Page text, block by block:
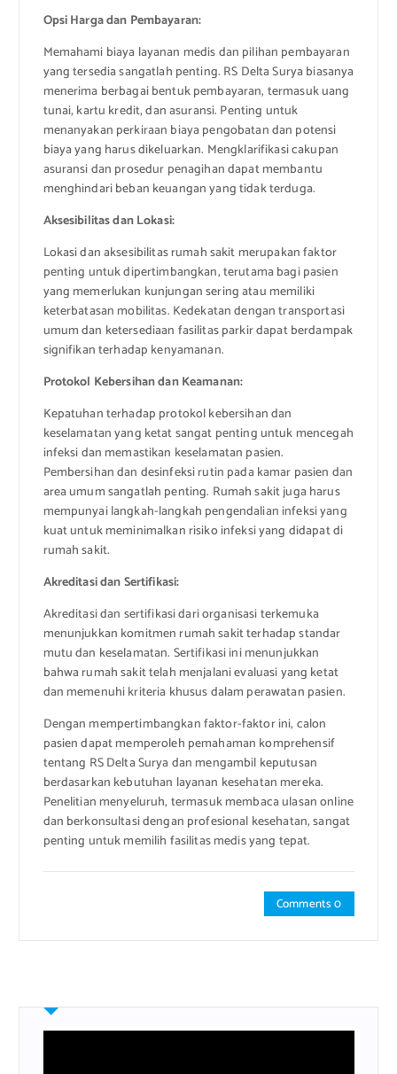
Opsi Harga dan Pembayaran:
Memahami biaya layanan medis dan pilihan pembayaran
yang tersedia sangatlah penting. RS Delta Surya biasanya
menerima berbagai bentuk pembayaran, termasuk uang
tunai, kartu kredit, dan asuransi. Penting untuk
menanyakan perkiraan biaya pengobatan dan potensi
biaya yang harus dikeluarkan. Mengklarifikasi cakupan
asuransi dan prosedur penagihan dapat membantu
menghindari beban keuangan yang tidak terduga.
Aksesibilitas dan Lokasi:
Lokasi dan aksesibilitas rumah sakit merupakan faktor
penting untuk dipertimbangkan, terutama bagi pasien
yang memerlukan kunjungan sering atau memiliki
keterbatasan mobilitas. Kedekatan dengan transportasi
umum dan ketersediaan fasilitas parkir dapat berdampak
signifikan terhadap kenyamanan.
Protokol Kebersihan dan Keamanan:
Kepatuhan terhadap protokol kebersihan dan
keselamatan yang ketat sangat penting untuk mencegah
infeksi dan memastikan keselamatan pasien.
Pembersihan dan desinfeksi rutin pada kamar pasien dan
area umum sangatlah penting. Rumah sakit juga harus
mempunyai langkah-langkah pengendalian infeksi yang
kuat untuk meminimalkan risiko infeksi yang didapat di
rumah sakit.
Akreditasi dan Sertifikasi:
Akreditasi dan sertifikasi dari organisasi terkemuka
menunjukkan komitmen rumah sakit terhadap standar
mutu dan keselamatan. Sertifikasi ini menunjukkan
bahwa rumah sakit telah menjalani evaluasi yang ketat
dan memenuhi kriteria khusus dalam perawatan pasien.
Dengan mempertimbangkan faktor-faktor ini, calon
pasien dapat memperoleh pemahaman komprehensif
tentang RS Delta Surya dan mengambil keputusan
berdasarkan kebutuhan layanan kesehatan mereka.
Penelitian menyeluruh, termasuk membaca ulasan online
dan berkonsultasi dengan profesional kesehatan, sangat
penting untuk memilih fasilitas medis yang tepat.
Comments 0